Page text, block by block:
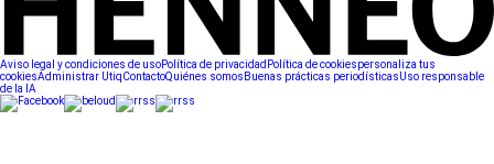
Aviso legal y condiciones de usoPolítica de privacidad Política de cookiespersonaliza tus
cookiesAdministrar UtiqContactoQuiénes somos Buenas prácticas periodísticasUso responsable
de la IA